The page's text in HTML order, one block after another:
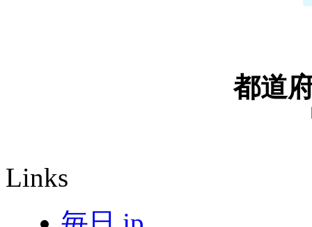
都道
Links